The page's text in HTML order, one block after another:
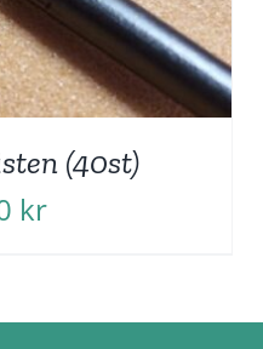
(40st)
kr